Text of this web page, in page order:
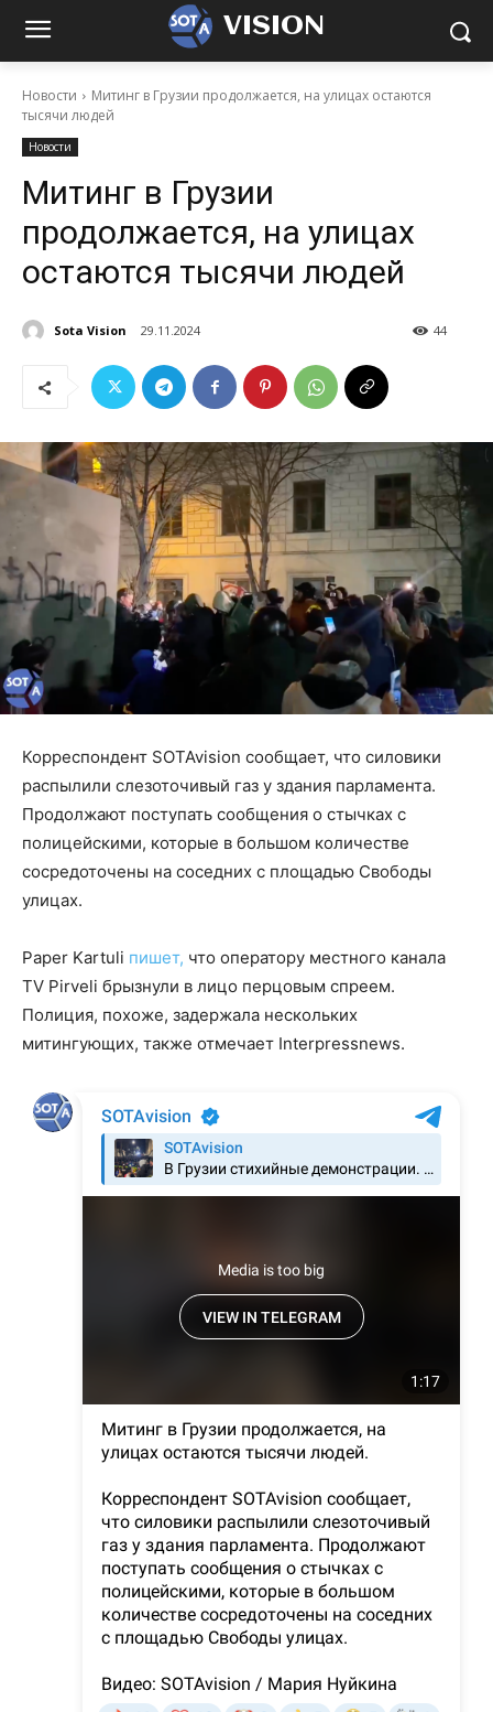
VISION
Новости
Митинг в Грузии продолжается, на улицах остаются
тысячи людей
Новости
Митинг в Грузии
продолжается, на улицах
остаются тысячи людей
Sota Vision 29.11.2024 44
Корреспондент SOTAvision сообщает, что силовики
распылили слезоточивый газ у здания парламента.
Продолжают поступать сообщения о стычках с
полицейскими, которые в большом количестве
сосредоточены на соседних с площадью Свободы
улицах.
Paper Kartuli пишет, что оператору местного канала
TV Pirveli брызнули в лицо перцовым спреем.
Полиция, похоже, задержала нескольких
митингующих, также отмечает Interpressnews.